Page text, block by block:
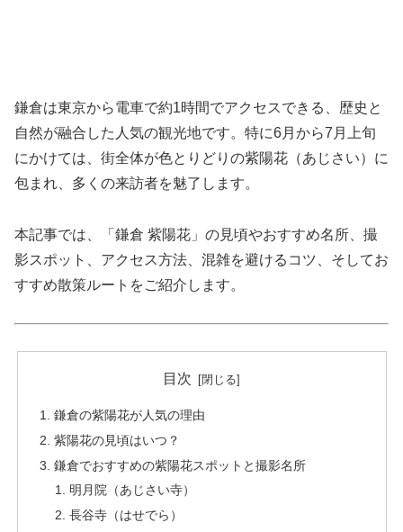
鎌倉は東京から電車で約1時間でアクセスできる、歴史と
自然が融合した人気の観光地です。特に6月から7月上旬
にかけては、街全体が色とりどりの紫陽花（あじさい）に
包まれ、多くの来訪者を魅了します。
本記事では、「鎌倉 紫陽花」の見頃やおすすめ名所、撮
影スポット、アクセス方法、混雑を避けるコツ、そしてお
すすめ散策ルートをご紹介します。
目次
鎌倉の紫陽花が人気の理由
紫陽花の見頃はいつ？
鎌倉でおすすめの紫陽花スポットと撮影名所
明月院（あじさい寺）
長谷寺（はせでら）